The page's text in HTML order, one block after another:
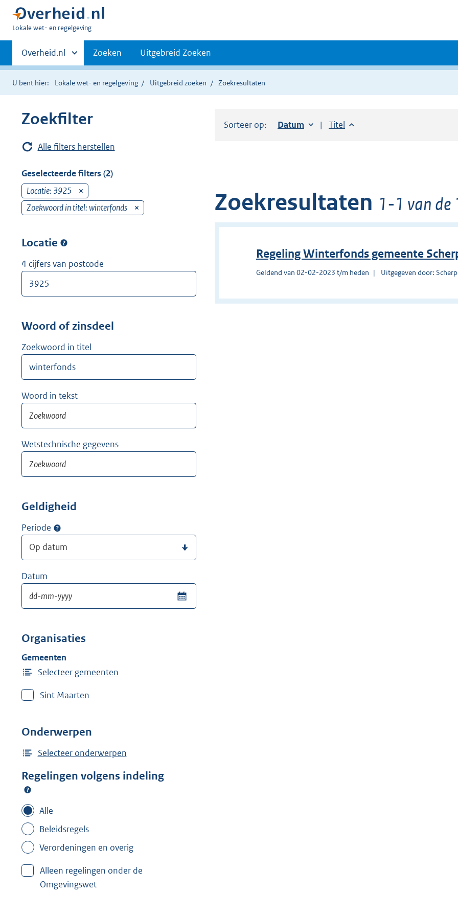
U
hier:
Lokale wet- en regelgeving
Primaire
navigatie
Andere
sites
binnen
Overheid.nl Zoeken Uitgebreid Zoeken
U bent hier: Lokale wet- en regelgeving Uitgebreid zoeken Zoekresultaten
Zoekfilter
Alle filters herstellen
Geselecteerde filters (2)
Locatie: 3925
e
r
j
d
Zoekwoord in titel: winterfonds
Locatie
4 cijfers van postcode
Woord of zinsdeel
Zoekwoord in titel
Woord in tekst
Wetstechnische gegevens
Geldigheid
Periode
Datum
Organisaties
Gemeenten
Selecteer gemeenten
Sint Maarten
Onderwerpen
Selecteer onderwerpen
Regelingen volgens indeling
Alle
Beleidsregels
Verordeningen en overig
Alleen regelingen onder de
Omgevingswet
Sorteer op: Sorteer op:
Datum oplopendSorteer op:
Titel oplopend
Zoekresultaten 1-1 van de
Regeling Winterfonds gemeente
Geldend van 02-02-2023 t/m heden Uitgegeven door: